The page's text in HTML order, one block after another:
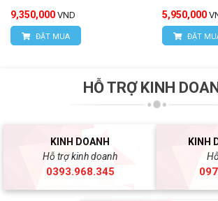
9,350,000 VND
ĐẶT MUA
5,950,000
ĐẶT
HỖ TRỢ KINH
KINH DOANH
Hỗ trợ kinh doanh
0393.968.345
KINH